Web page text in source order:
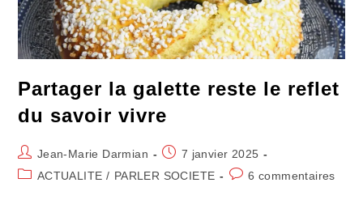
Partager la galette reste le reflet
du savoir vivre
Auteur/autrice
de
Jean-Marie Darmian
Publication
publiée :
7 janvier 2025
PostACTUALITE / PARLER SOCIETE
Commentaires
6 commentaires